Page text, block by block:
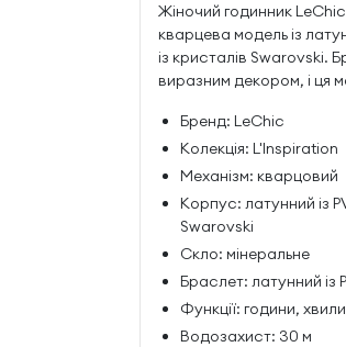
Жіночий годинник
кварцева модель із
із кристалів Swarovski.
виразним декором, і ця
Бренд: LeChic
Колекція: L'Inspiration
Механізм: кварцовий
Корпус: латунний із
Swarovski
Скло: мінеральне
Браслет: латунний із
Функції: години,
Водозахист: 30 м